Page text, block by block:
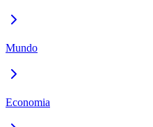
Mundo
Economia